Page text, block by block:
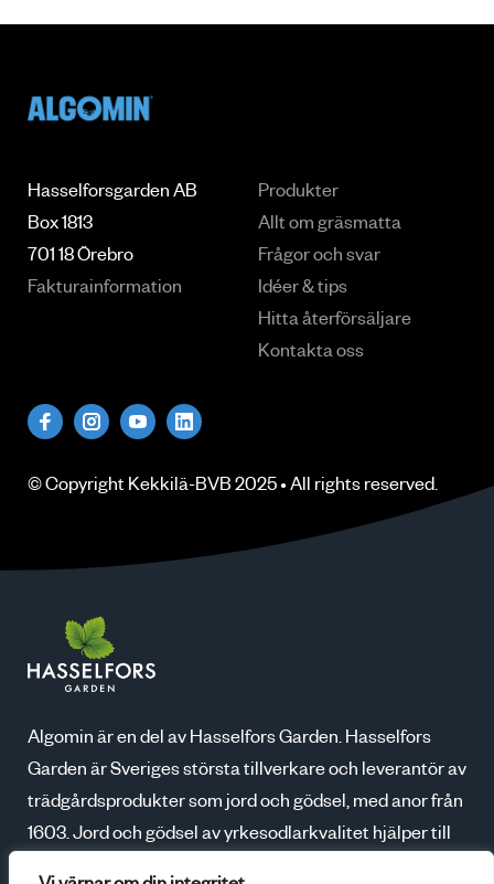
Hasselforsgarden AB
Box 1813
701 18 Örebro
Fakturainformation
Produkter
Allt om gräsmatta
Frågor och svar
Idéer & tips
Hitta återförsäljare
Kontakta oss
© Copyright Kekkilä-BVB 2025 • All rights reserved.
Algomin är en del av Hasselfors Garden. Hasselfors
Garden är Sveriges största tillverkare och leverantör av
trädgårdsprodukter som jord och gödsel, med anor från
1603. Jord och gödsel av yrkesodlarkvalitet hjälper till